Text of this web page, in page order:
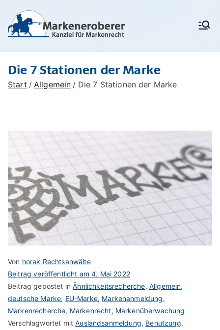
Inhalt
springen
Markenanm
eldung,
Markenschu
tz,
Markenerob
Markenrecht,
Markenschutz,
Unionsmarken (EU-
Marken) und IR-Marken
Löschungsverfahren,
Die 7 Stationen der Marke
Start Allgemein Die 7 Stationen der Marke
Von horak Rechtsanwälte
Beitrag veröffentlicht am4. Mai 2022
Beitrag gepostet inÄhnlichkeitsrecherche, Allgemein,
deutsche Marke, EU-Marke, Markenanmeldung,
Markenrecherche, Markenrecht, Markenüberwachung
Verschlagwortet mitAuslandsanmeldung, Benutzung,